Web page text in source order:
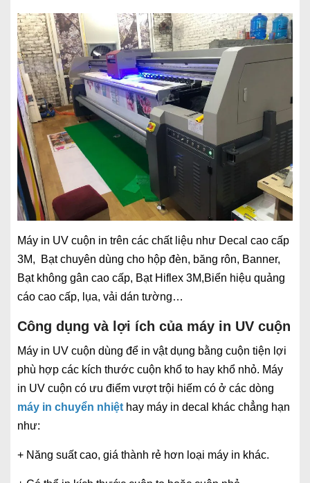
Máy in UV cuộn in trên các chất liệu như Decal cao cấp
3M, Bạt chuyên dùng cho hộp đèn, băng rôn, Banner,
Bạt không gân cao cấp, Bạt Hiflex 3M,Biển hiệu quảng
cáo cao cấp, lụa, vải dán tường…
Công dụng và lợi ích của máy in UV cuộn
Máy in UV cuộn dùng để in vật dụng bằng cuộn tiện lợi
phù hợp các kích thước cuộn khổ to hay khổ nhỏ. Máy
in UV cuộn có ưu điểm vượt trội hiếm có ở các dòng
máy in chuyển nhiệt hay máy in decal khác chẳng hạn
như:
+ Năng suất cao, giá thành rẻ hơn loại máy in khác.